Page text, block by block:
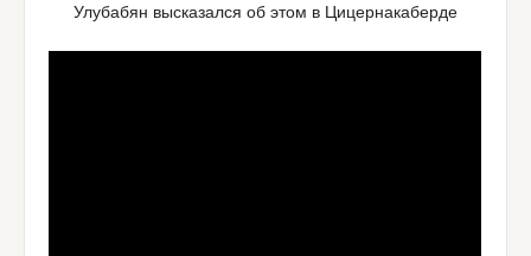
Улубабян высказался об этом в Цицернакаберде